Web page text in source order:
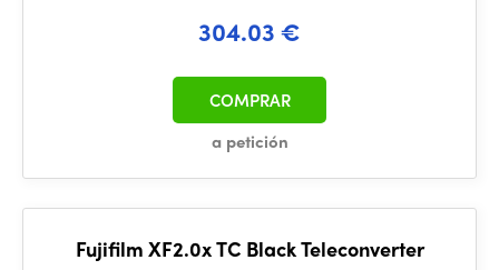
304.03 €
a petición
COMPRAR
Fujifilm XF2.0x TC Black Teleconverter